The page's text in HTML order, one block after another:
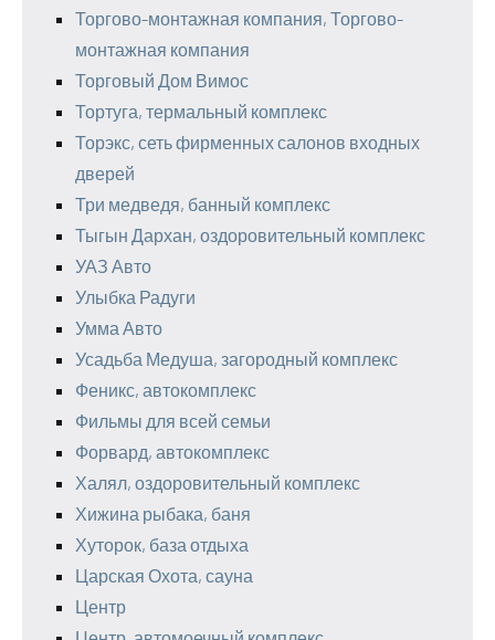
Торгово-монтажная компания, Торгово-
монтажная компания
Торговый Дом Вимос
Тортуга, термальный комплекс
Торэкс, сеть фирменных салонов входных
дверей
Три медведя, банный комплекс
Тыгын Дархан, оздоровительный комплекс
УАЗ Авто
Улыбка Радуги
Умма Авто
Усадьба Медуша, загородный комплекс
Феникс, автокомплекс
Фильмы для всей семьи
Форвард, автокомплекс
Халял, оздоровительный комплекс
Хижина рыбака, баня
Хуторок, база отдыха
Царская Охота, сауна
Центр